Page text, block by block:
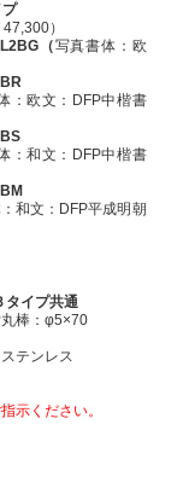
プ
）
G （写真書体：欧
R
：欧文：DFP中楷書
S
：和文：DFP中楷書
M
和文：DFP平成明朝
タイプ共通
棒： φ5×70
テンレス
示ください。